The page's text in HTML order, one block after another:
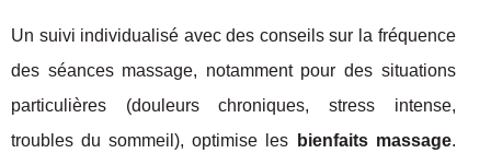
Un suivi individualisé avec des conseils sur la fréquence
des séances massage, notamment pour des situations
particulières (douleurs chroniques, stress intense,
troubles du sommeil), optimise les
bienfaits massage.